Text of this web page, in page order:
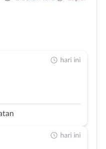
hari ini
hari ini